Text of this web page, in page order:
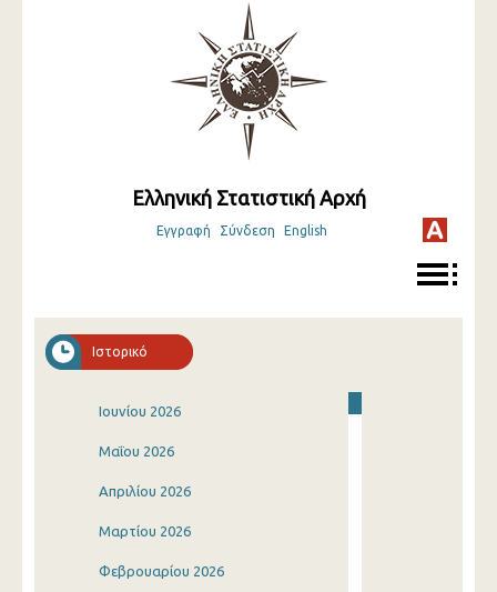
Ελληνική Στατιστική Αρχή
Εγγραφή Σύνδεση English
Ιστορικό
Ιουνίου 2026
Μαΐου 2026
Απριλίου 2026
Μαρτίου 2026
Φεβρουαρίου 2026